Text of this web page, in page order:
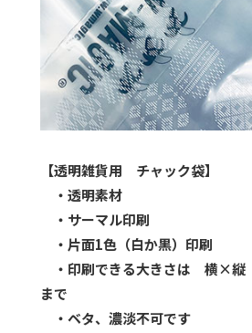
【透明雑貨用 チャック袋】
・透明素材
・サーマル印刷
・片面1色（白か黒）印刷
・印刷できる大きさは 横×縦
まで
・ベタ、濃淡不可です